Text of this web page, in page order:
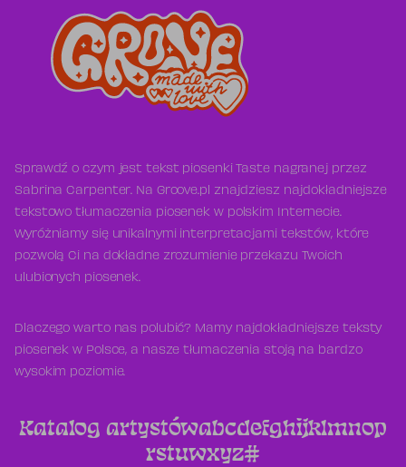
Sprawdź o czym jest tekst piosenki Taste nagranej przez
Sabrina Carpenter. Na Groove.pl znajdziesz najdokładniejsze
tekstowo tłumaczenia piosenek w polskim Internecie.
Wyróżniamy się unikalnymi interpretacjami tekstów, które
pozwolą Ci na dokładne zrozumienie przekazu Twoich
ulubionych piosenek.
Dlaczego warto nas polubić? Mamy najdokładniejsze teksty
piosenek w Polsce, a nasze tłumaczenia stoją na bardzo
wysokim poziomie.
Katalog artystówabcdefghijklmnop
rstuwxyz#